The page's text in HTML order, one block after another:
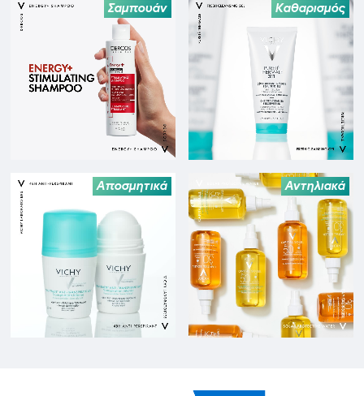
Σαμπουάν Καθαρισμός
Αποσμητικά Αντηλιακά